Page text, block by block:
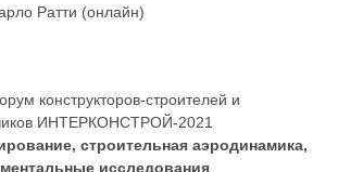
Ратти (онлайн)
конструкторов-строителей и
ИНТЕРКОНСТРОЙ-2021
строительная аэродинамика,
исследования